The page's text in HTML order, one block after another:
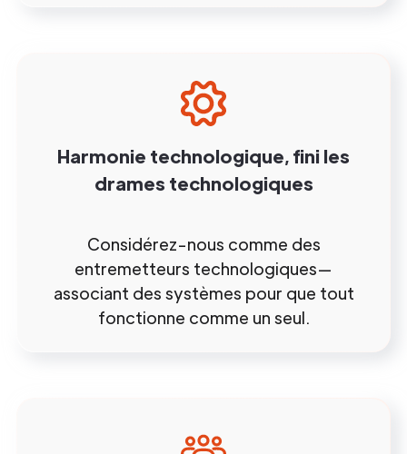
Harmonie technologique, fini les
drames technologiques
Considérez-nous comme des
entremetteurs technologiques—
associant des systèmes pour que tout
fonctionne comme un seul.